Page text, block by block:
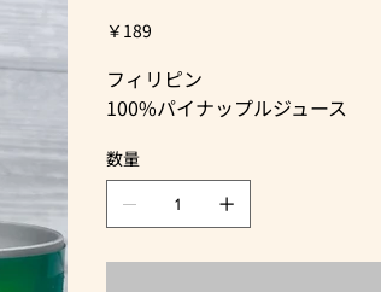
価
格
￥189
フィリピン
100%パイナップルジュース
数量